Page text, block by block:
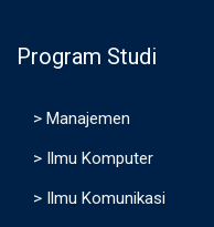
Program Studi
> Manajemen
> Ilmu Komputer
> Ilmu Komunikasi